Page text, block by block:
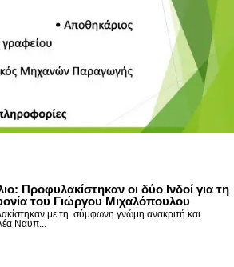
Προφυλακίστηκαν οι δύο Ινδοί για τη
του Γιώργου Μιχαλόπουλου
με τη σύμφωνη γνώμη ανακριτή και
Ναυπ...